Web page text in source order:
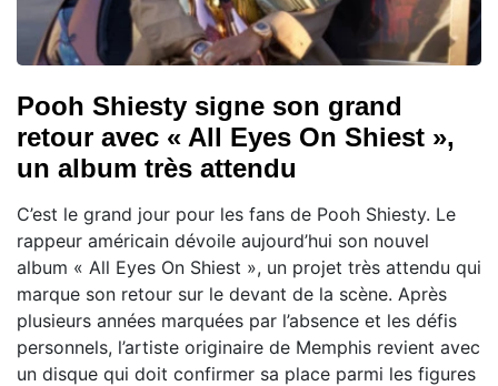
Pooh Shiesty signe son grand
retour avec « All Eyes On Shiest »,
un album très attendu
C’est le grand jour pour les fans de Pooh Shiesty. Le
rappeur américain dévoile aujourd’hui son nouvel
album « All Eyes On Shiest », un projet très attendu qui
marque son retour sur le devant de la scène. Après
plusieurs années marquées par l’absence et les défis
personnels, l’artiste originaire de Memphis revient avec
un disque qui doit confirmer sa place parmi les figures